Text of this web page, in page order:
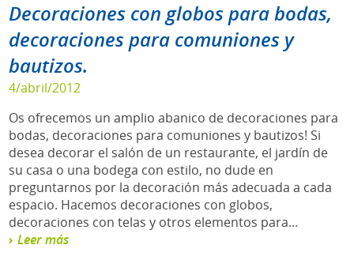
Decoraciones con globos para bodas,
decoraciones para comuniones y
bautizos.
4/abril/2012
Os ofrecemos un amplio abanico de decoraciones para
bodas, decoraciones para comuniones y bautizos! Si
desea decorar el salón de un restaurante, el jardín de
su casa o una bodega con estilo, no dude en
preguntarnos por la decoración más adecuada a cada
espacio. Hacemos decoraciones con globos,
decoraciones con telas y otros elementos para...
Leer más